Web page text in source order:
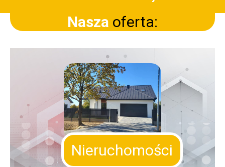
Nasza oferta:
Nieruchomości